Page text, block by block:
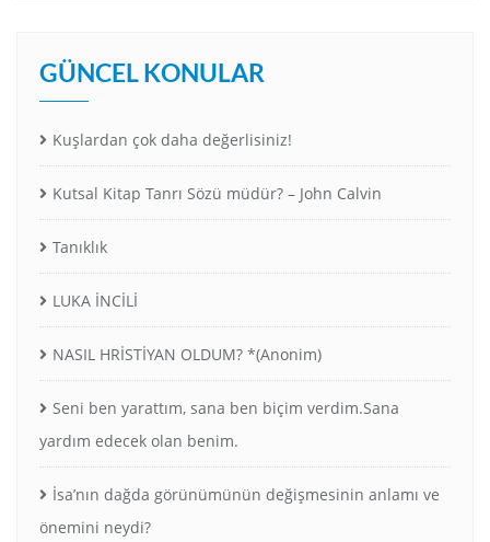
GÜNCEL KONULAR
Kuşlardan çok daha değerlisiniz!
Kutsal Kitap Tanrı Sözü müdür? – John Calvin
Tanıklık
LUKA İNCİLİ
NASIL HRİSTİYAN OLDUM? *(Anonim)
Seni ben yarattım, sana ben biçim verdim.Sana
yardım edecek olan benim.
İsa’nın dağda görünümünün değişmesinin anlamı ve
önemini neydi?